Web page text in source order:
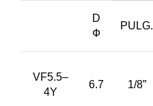
D
Ф
PULG.
VF5.5–
4Y
6.7 1/8”